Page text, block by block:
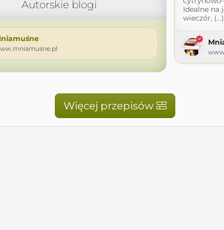
Autorskie blogi
Idealne na
wieczór, (...)
Więcej przepisów